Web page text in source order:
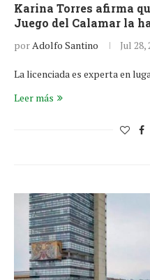
Karina Torres afirma
Juego del Calamar la
porAdolfo Santino Jul 28,
La licenciada es experta en
Leer más